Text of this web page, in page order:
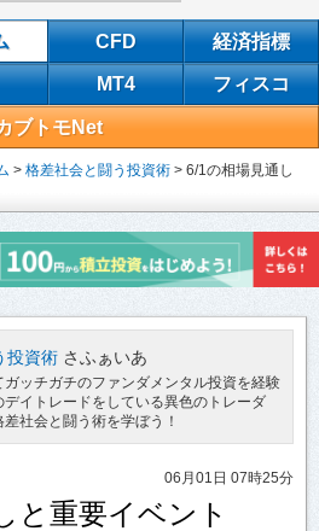
CFD 経済指標
MT4 フィスコ
ブトモNet
> 格差社会と闘う投資術 > 6/1の相場見通し
投資術 さふぁいあ
ッチガチのファンダメンタル投資を経験
イトレードをしている異色のトレーダ
社会と闘う術を学ぼう！
06月01日 07時25分
と重要イベント